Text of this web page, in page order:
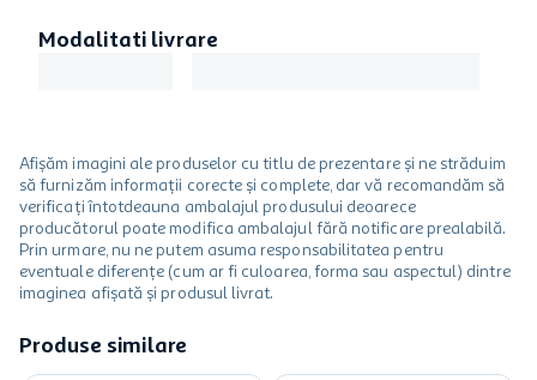
Modalitati livrare
Afișăm imagini ale produselor cu titlu de prezentare și ne străduim
să furnizăm informații corecte și complete, dar vă recomandăm să
verificați întotdeauna ambalajul produsului deoarece
producătorul poate modifica ambalajul fără notificare prealabilă.
Prin urmare, nu ne putem asuma responsabilitatea pentru
eventuale diferențe (cum ar fi culoarea, forma sau aspectul) dintre
imaginea afișată și produsul livrat.
Produse similare